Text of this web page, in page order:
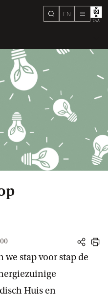
search
EN menu
share
print
stap voor stap de
Huis en